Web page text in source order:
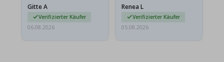
Gitte A
Verifizierter Käufer
06.08.2026
beschädigt…
Renea L
Verifizierter Käufer
05.08.2026